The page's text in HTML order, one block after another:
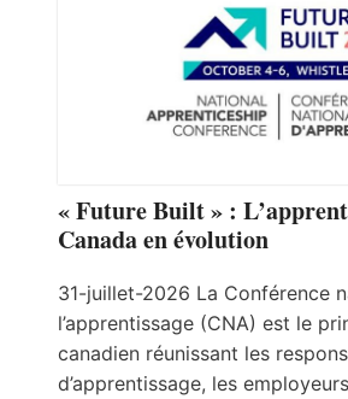
« Future Built » :
Canada en évolution
31-juillet-2026 La Conférence
l’apprentissage (CNA) est le
canadien réunissant les
d’apprentissage, les